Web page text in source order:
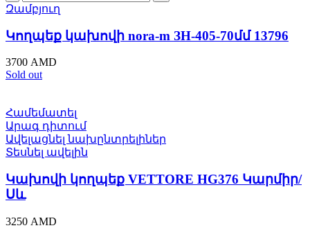
կախովի
nora-
m
ЗН-405-
70մմ
13796
quantity
Զամբյուղ
Կողպեք կախովի nora-m ЗН-405-70մմ 13796
3700 AMD
Sold out
Համեմատել
Արագ դիտում
Ավելացնել նախընտրելիներ
Տեսնել ավելին
Կախովի կողպեք VЕTTORE HG376 Կարմիր/
Սև
3250 AMD